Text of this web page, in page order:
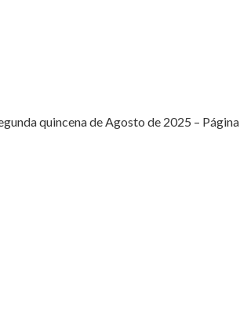
quincena de Agosto de 2025 –